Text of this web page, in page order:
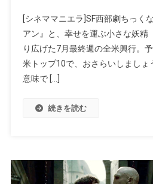
[シネママニエラ]SF西部劇ちっく
アン』と、幸せを運ぶ小さな妖精
り広げた7月最終週の全米興行。
米トップ10で、おさらいしましょ
意味で […]
続きを読む